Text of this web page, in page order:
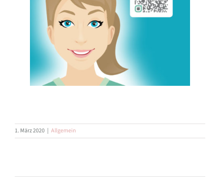
1. März 2020 | Allgemein